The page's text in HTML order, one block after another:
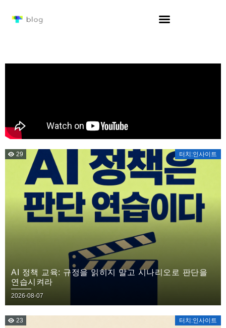
29 터치:인사이트
AI 정책 교육: 규정을 읽히지 말고 시나리오로 판단을
연습시켜라
2026-08-07
23 터치:인사이트